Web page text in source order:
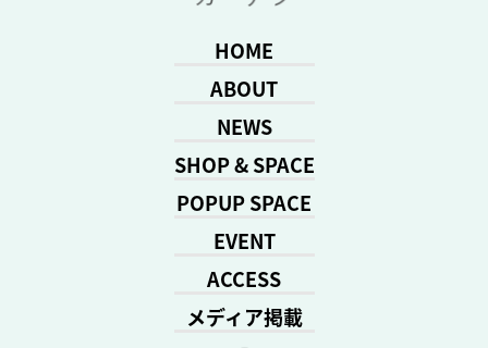
HOME
ABOUT
NEWS
SHOP & SPACE
POPUP SPACE
EVENT
ACCESS
メディア掲載